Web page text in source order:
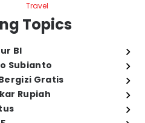
Travel
Topics
BI
Subianto
Gratis
Rupiah